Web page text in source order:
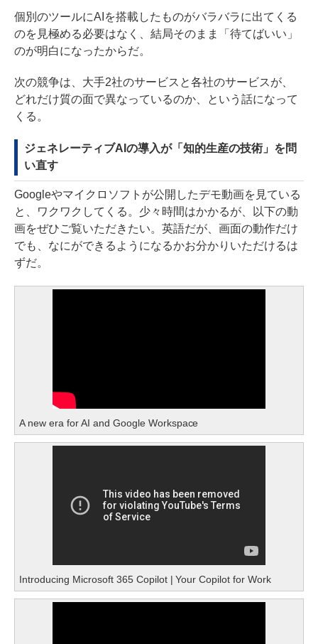
個別のツールにAIを搭載したものがバラバラに出てくる
のを見極める必要はなく、結局そのまま「待てばいい」
のが明白になったからだ。
次の競争は、大手2社のサービスと各社のサービスが、
どれだけ質の面で異なっているのか、という話になって
くる。
ジェネレーティブAIの導入が「知的生産の技術」を問
い直す
Googleやマイクロソフトが公開したデモ動画を見ている
と、ワクワクしてくる。少々時間はかかるが、以下の動
画をぜひご覧いただきたい。英語だが、画面の動作だけ
でも、なにができるようになるかお分かりいただけるは
ずだ。
A new era for AI and Google Workspace
Introducing Microsoft 365 Copilot | Your Copilot for Work